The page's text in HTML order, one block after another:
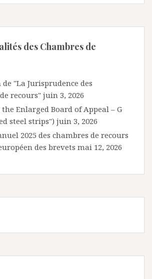
des Chambres de
"La Jurisprudence des
recours" juin 3, 2026
Enlarged Board of Appeal – G
steel strips") juin 3, 2026
2025 des chambres de recours
des brevets mai 12, 2026